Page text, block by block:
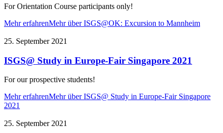
For Orientation Course participants only!
Mehr erfahrenMehr über ISGS@OK: Excursion to Mannheim
25. September 2021
ISGS@ Study in Europe-Fair Singapore 2021
For our prospective students!
Mehr erfahrenMehr über ISGS@ Study in Europe-Fair Singapore
2021
25. September 2021